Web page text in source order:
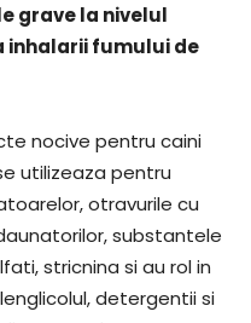
grave la nivelul
fumului de
nocive pentru caini
utilizeaza pentru
otravurile cu
substantele
stricnina si au rol in
detergentii si